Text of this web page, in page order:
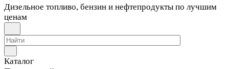
Дизельное топливо, бензин и нефтепродукты по лучшим
ценам
Каталог